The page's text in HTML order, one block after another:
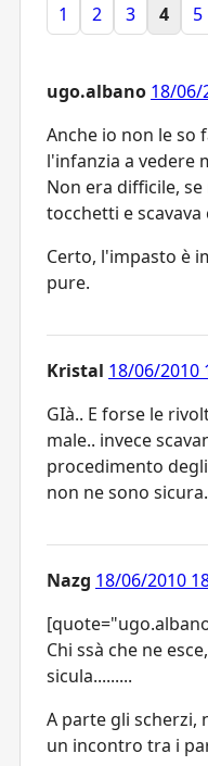
1 2 3 4 5
ugo.albano 18/06/
Anche io non le so
l'infanzia a vedere
Non era difficile,
tocchetti e scavava
Certo, l'impasto è
pure.
Kristal 18/06/2010
GIà.. E forse le
male.. invece
procedimento
non ne sono
Nazg 18/06/2010
Chi ssà che ne
sicula.........
A parte gli scherzi,
un incontro tra i